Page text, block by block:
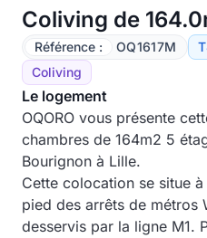
Coliving de
Référence : OQ1617M
Coliving
Le logement
OQORO vous présente
chambres de 164m2 5
Bourignon à Lille.
Cette colocation se situe
pied des arrêts de métros
desservis par la ligne M1.